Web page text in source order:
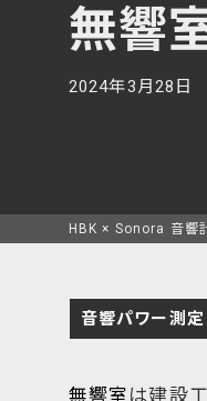
無響
2024年3月28日
HBK × Sonora 音響
音響パワー測定
無響室 は建設